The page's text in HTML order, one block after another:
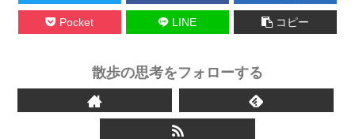
Pocket LINE コピー
散歩の思考をフォローする